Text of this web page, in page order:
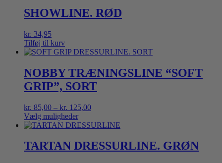
på
varesiden
SHOWLINE. RØD
kr. 34,95
Tilføj til kurv
NOBBY TRÆNINGSLINE “SOFT
GRIP”, SORT
kr. 85,00 – kr. 125,00Prisinterval:
til
Vælg muligheder
Dette
har
flere
TARTAN DRESSURLINE. GRØN